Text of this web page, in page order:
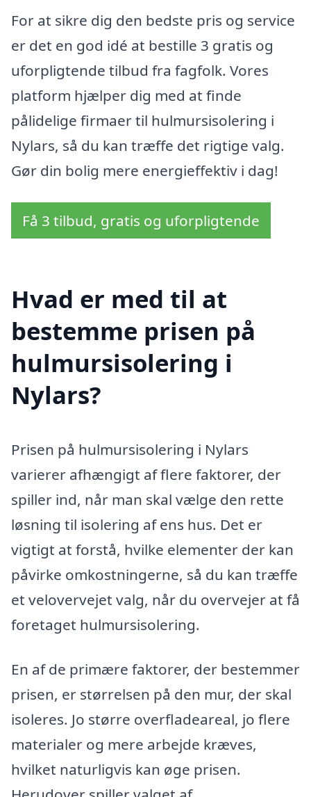
For at sikre dig den bedste pris og service
er det en god idé at bestille 3 gratis og
uforpligtende tilbud fra fagfolk. Vores
platform hjælper dig med at finde
pålidelige firmaer til hulmursisolering i
Nylars, så du kan træffe det rigtige valg.
Gør din bolig mere energieffektiv i dag!
Få 3 tilbud, gratis og uforpligtende
Hvad er med til at
bestemme prisen på
hulmursisolering i
Nylars?
Prisen på hulmursisolering i Nylars
varierer afhængigt af flere faktorer, der
spiller ind, når man skal vælge den rette
løsning til isolering af ens hus. Det er
vigtigt at forstå, hvilke elementer der kan
påvirke omkostningerne, så du kan træffe
et velovervejet valg, når du overvejer at få
foretaget hulmursisolering.
En af de primære faktorer, der bestemmer
prisen, er størrelsen på den mur, der skal
isoleres. Jo større overfladeareal, jo flere
materialer og mere arbejde kræves,
hvilket naturligvis kan øge prisen.